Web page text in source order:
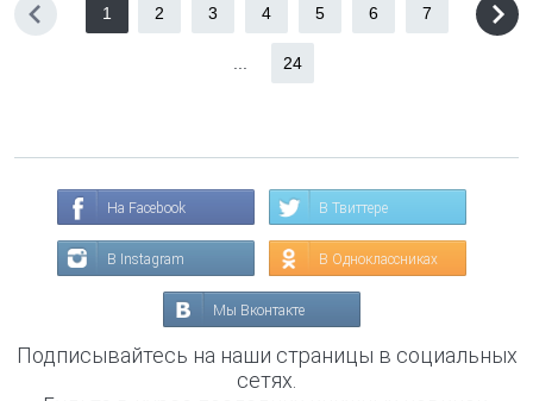
1 2 3 4 5 6 7
24
На Facebook В Твиттере
В Instagram В Одноклассниках
Мы Вконтакте
Подписывайтесь на наши страницы в социальных
сетях.